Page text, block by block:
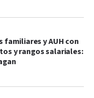
familiares y AUH con
y rangos salariales: